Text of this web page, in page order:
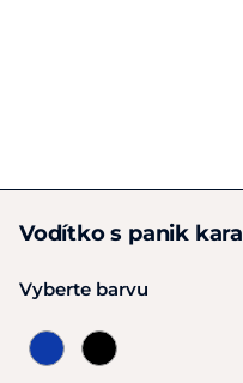
Vodítko s panik
Vyberte barvu